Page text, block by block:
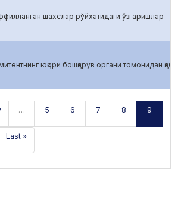
шахслар рўйхатидаги ўзгаришлар
юқори бошқарув органи томонидан қабул
… 5 6 7 8 9
Last »